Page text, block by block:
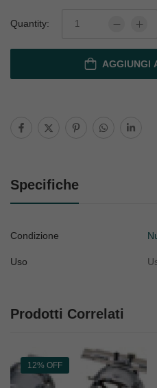
Quantity:
AGGIUNGI
Specifiche
Condizione
Uso
Prodotti Correlati
12% OFF